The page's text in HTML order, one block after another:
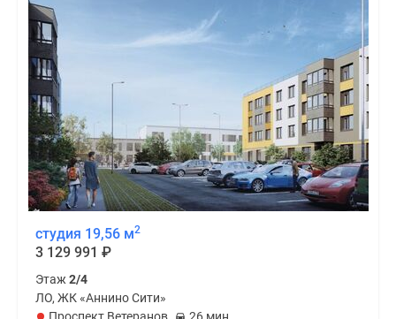
студия 19,56 м2
3 129 991 ₽
Этаж 2/4
ЛО, ЖК «Аннино Сити»